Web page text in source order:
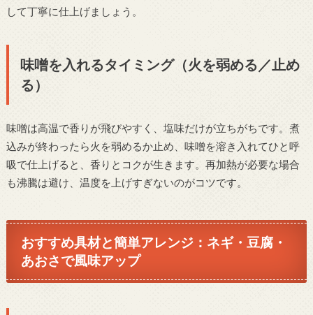
して丁寧に仕上げましょう。
味噌を入れるタイミング（火を弱める／止め
る）
味噌は高温で香りが飛びやすく、塩味だけが立ちがちです。煮
込みが終わったら火を弱めるか止め、味噌を溶き入れてひと呼
吸で仕上げると、香りとコクが生きます。再加熱が必要な場合
も沸騰は避け、温度を上げすぎないのがコツです。
おすすめ具材と簡単アレンジ：ネギ・豆腐・
あおさで風味アップ